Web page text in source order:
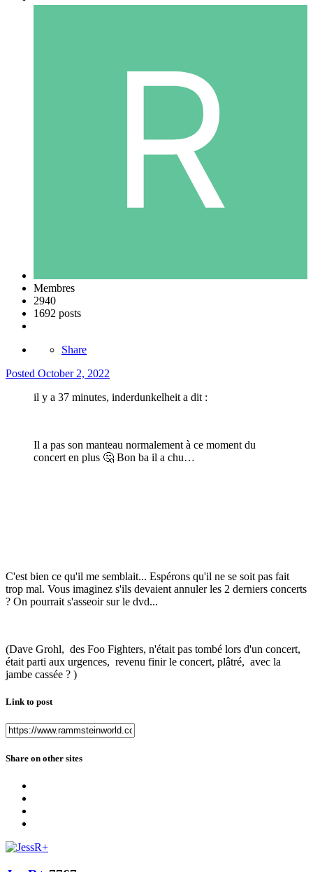
Membres
2940
1692 posts
Share
Posted October 2, 2022
il y a 37 minutes, inderdunkelheit a dit :
Il a pas son manteau normalement à ce moment du
concert en plus 🤔 Bon ba il a chu…
C'est bien ce qu'il me semblait... Espérons qu'il ne se soit pas fait
trop mal. Vous imaginez s'ils devaient annuler les 2 derniers concerts
? On pourrait s'asseoir sur le dvd...
(Dave Grohl, des Foo Fighters, n'était pas tombé lors d'un concert,
était parti aux urgences, revenu finir le concert, plâtré, avec la
jambe cassée ? )
Link to post
Share on other sites